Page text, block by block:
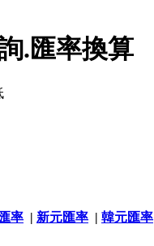
.匯率換算
率 | 新元匯率 | 韓元匯率